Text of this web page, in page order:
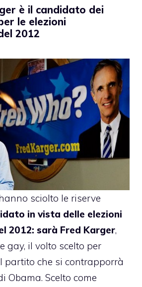
è il candidato dei
le elezioni
2012
sciolto le riserve
in vista delle elezioni
2012: sarà Fred Karger,
gay, il volto scelto per
partito che si contrapporrà
Obama. Scelto come